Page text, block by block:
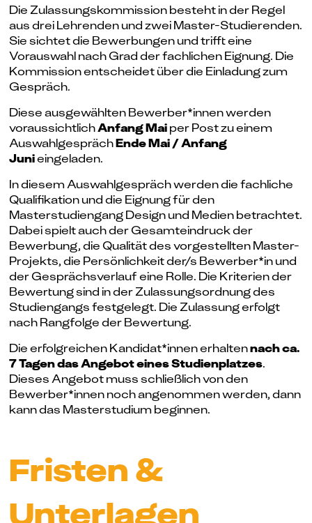
Die Zulassungskommission besteht in der Regel
aus drei Lehrenden und zwei Master-Studierenden.
Sie sichtet die Bewerbungen und trifft eine
Vorauswahl nach Grad der fachlichen Eignung. Die
Kommission entscheidet über die Einladung zum
Gespräch.
Diese ausgewählten Bewerber*innen werden
voraussichtlichAnfang Maiper Post zu einem
AuswahlgesprächEnde Mai / Anfang
Junieingeladen.
In diesemAuswahlgesprächwerden die fachliche
Qualifikation und die Eignung für den
Masterstudiengang Design und Medien betrachtet.
Dabei spielt auch der Gesamteindruck der
Bewerbung, die Qualität des vorgestellten Master-
Projekts, die Persönlichkeit der/s Bewerber*in und
der Gesprächsverlauf eine Rolle. Die Kriterien der
Bewertung sind in der Zulassungsordnung des
Studiengangs festgelegt. Die Zulassung erfolgt
nach Rangfolge der Bewertung.
Die erfolgreichen Kandidat*innen erhaltennach ca.
7 Tagen das Angebot eines Studienplatzes.
Dieses Angebot muss schließlich von den
Bewerber*innen noch angenommen werden, dann
kann das Masterstudium beginnen.
Fristen &
Unterlagen